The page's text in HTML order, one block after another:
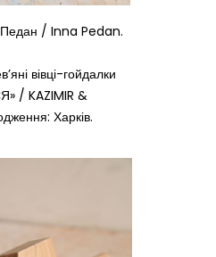
Педан / Inna Pedan.
вівці-гойдалки
/ KAZIMIR &
Харків.